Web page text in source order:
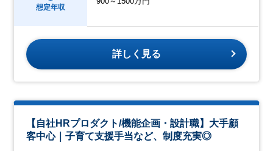
想定年収
詳しく見る
【自社HRプロダクト/機能企画・設計職】大手顧
客中心｜子育て支援手当など、制度充実◎